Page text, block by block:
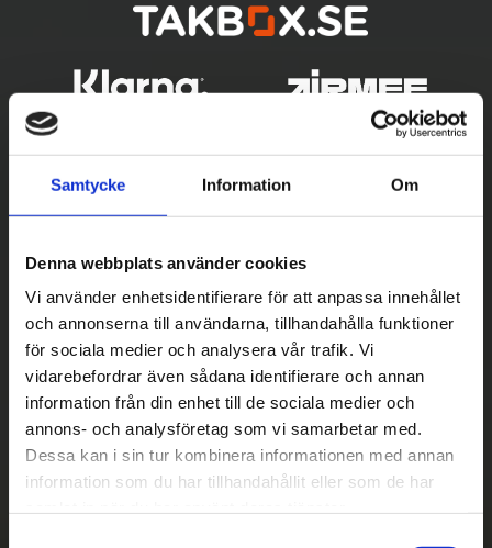
Samtycke Information Om
Denna webbplats använder cookies
Vi använder enhetsidentifierare för att anpassa innehållet
och annonserna till användarna, tillhandahålla funktioner
för sociala medier och analysera vår trafik. Vi
vidarebefordrar även sådana identifierare och annan
information från din enhet till de sociala medier och
annons- och analysföretag som vi samarbetar med.
Dessa kan i sin tur kombinera informationen med annan
information som du har tillhandahållit eller som de har
Betala säkert
|| Välj ||
Snabba leveranser
||
Eller ||
Hämta på lagret med/utan montering